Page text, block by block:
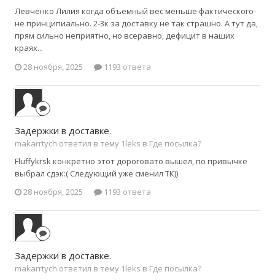
Левченко Лилия когда объемный вес меньше фактического-
не принципиально. 2-3к за доставку не так страшно. А тут да,
прям сильно неприятно, но всеравно, дефицит в наших
краях...
28 ноября, 2025
1193 ответа
Задержки в доставке.
makarrtych ответил в тему 1leks в Где посылка?
Fluffykrsk конкретно этот дороговато вышел, по привычке
выбрал сдэк:( Следующий уже сменил ТК))
28 ноября, 2025
1193 ответа
Задержки в доставке.
makarrtych ответил в тему 1leks в Где посылка?